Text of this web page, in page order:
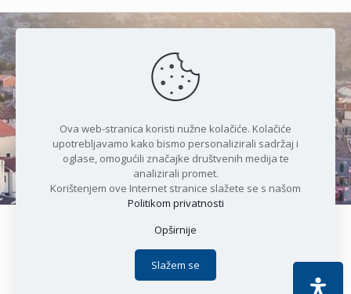
Čudesan spoj kristalnog mora i
prirode
Copyright © 2021 Općina Karlobag | Sva prava pridržana |
Politika privatnosti
Apoc IT
Ova web-stranica koristi nužne kolačiće. Kolačiće
upotrebljavamo kako bismo personalizirali sadržaj i
oglase, omogućili značajke društvenih medija te
analizirali promet.
Korištenjem ove Internet stranice slažete se s našom
Politikom privatnosti
Opširnije
Slažem se